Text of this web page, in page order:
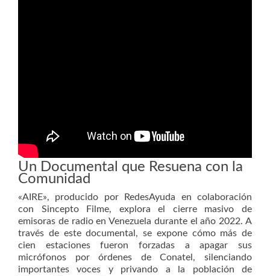
Un Documental que Resuena con la
Comunidad
«AIRE», producido por RedesAyuda en colaboración
con Sincepto Filme, explora el cierre masivo de
emisoras de radio en Venezuela durante el año 2022. A
través de este documental, se expone cómo más de
cien estaciones fueron forzadas a apagar sus
micrófonos por órdenes de Conatel, silenciando
importantes voces y privando a la población de